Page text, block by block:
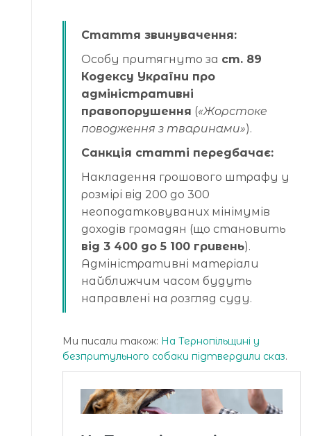
Стаття звинувачення:
Особу притягнуто за ст. 89
Кодексу України про
адміністративні
правопорушення («Жорстоке
поводження з тваринами»).
Санкція статті передбачає:
Накладення грошового штрафу у
розмірі від 200 до 300
неоподатковуваних мінімумів
доходів громадян (що становить
від 3 400 до 5 100 гривень).
Адміністративні матеріали
найближчим часом будуть
направлені на розгляд суду.
Ми писали також: На Тернопільщині у
безпритульного собаки підтвердили сказ.